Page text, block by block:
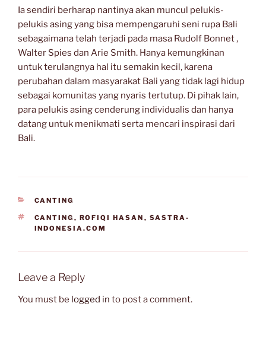
Ia sendiri berharap nantinya akan muncul pelukis-
pelukis asing yang bisa mempengaruhi seni rupa Bali
sebagaimana telah terjadi pada masa Rudolf Bonnet ,
Walter Spies dan Arie Smith. Hanya kemungkinan
untuk terulangnya hal itu semakin kecil, karena
perubahan dalam masyarakat Bali yang tidak lagi hidup
sebagai komunitas yang nyaris tertutup. Di pihak lain,
para pelukis asing cenderung individualis dan hanya
datang untuk menikmati serta mencari inspirasi dari
Bali.
CATEGORIES
CANTING
TAGS
CANTING , ROFIQI HASAN , SASTRA-
INDONESIA.COM
Leave a Reply
You must be logged in to post a comment.